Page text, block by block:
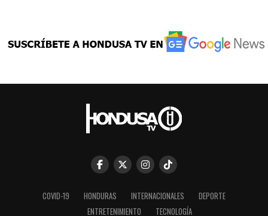
COVID-19 HONDURAS INTERNACIONALES
DEPORTE
ENTRETENIMIENTO
TECNOLOGÍA